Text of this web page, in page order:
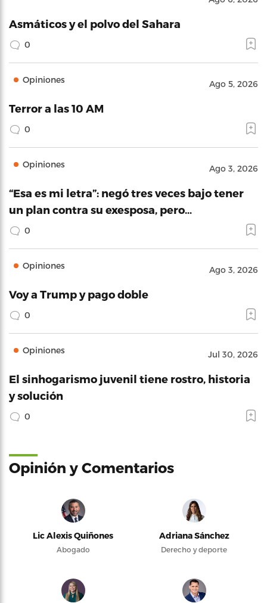
Asmáticos y el polvo del Sahara
0
Opiniones Ago 5, 2026
Terror a las 10 AM
0
Opiniones Ago 3, 2026
“Esa es mi letra”: negó tres veces bajo tener
un plan contra su exesposa, pero…
0
Opiniones Ago 3, 2026
Voy a Trump y pago doble
0
Opiniones Jul 30, 2026
El sinhogarismo juvenil tiene rostro, historia
y solución
0
Opinión y Comentarios
Lic Alexis Quiñones
Abogado
Adriana Sánchez
Derecho y deporte